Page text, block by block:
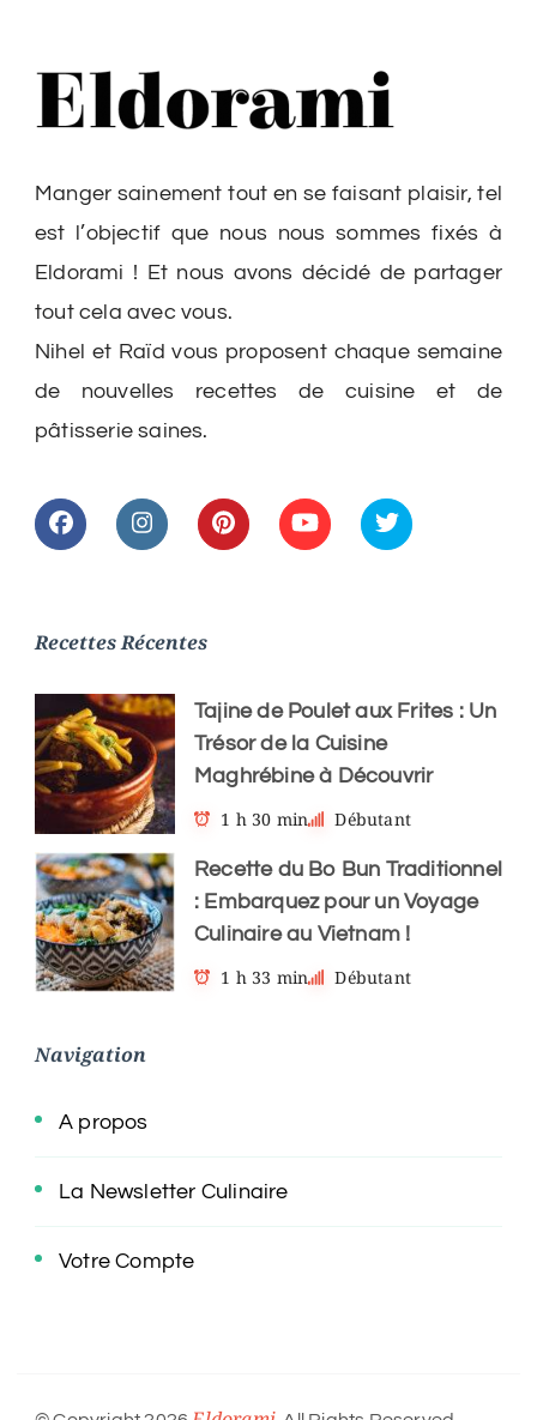
Manger sainement tout en se faisant plaisir, tel
est l’objectif que nous nous sommes fixés à
Eldorami ! Et nous avons décidé de partager
tout cela avec vous.
Nihel et Raïd vous proposent chaque semaine
de nouvelles recettes de cuisine et de
pâtisserie saines.
Recettes Récentes
Tajine de Poulet aux Frites : Un
Trésor de la Cuisine
Maghrébine à Découvrir
1 h 30 min
Débutant
Recette du Bo Bun Traditionnel
: Embarquez pour un Voyage
Culinaire au Vietnam !
1 h 33 min
Débutant
Navigation
A propos
La Newsletter Culinaire
Votre Compte